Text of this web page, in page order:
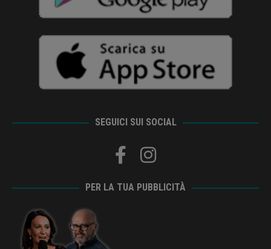
SEGUICI SUI SOCIAL
PER LA TUA PUBBLICITÀ